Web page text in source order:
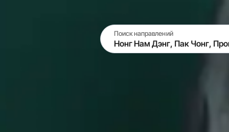
Поиск направлений